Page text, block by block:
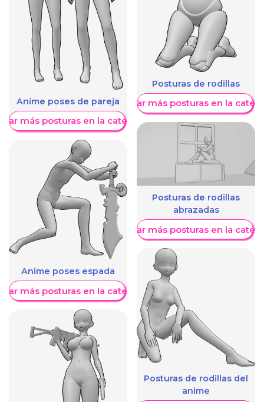
Anime poses de pareja
más posturas en la categoría
Anime poses espada
más posturas en la categoría
Posturas de rodillas
Mostrar más posturas en la
Posturas de rodillas
abrazadas
Mostrar más posturas en la
Posturas de rodillas del
anime